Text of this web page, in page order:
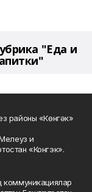
"Еда и
районы «Көнгәк»
и
«Конгэк».
коммуникациялар